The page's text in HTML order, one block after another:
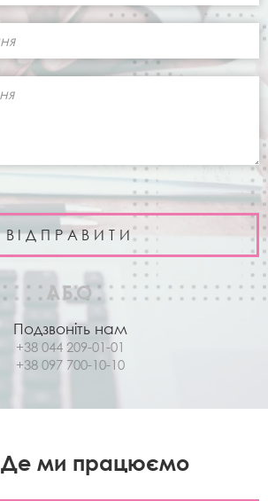
АБО
Подзвоніть нам
+38 044 209-01-01
+38 097 700-10-10
Де ми працюємо